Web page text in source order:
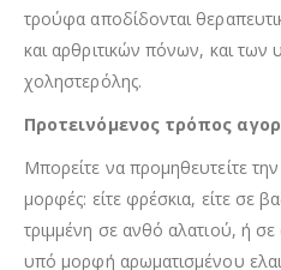
τρούφα αποδίδονται
και αρθριτικών πόνων, και
χοληστερόλης.
Προτεινόμενος τρόπος
Μπορείτε να προμηθευτείτε
μορφές: είτε φρέσκια, είτε σε
τριμμένη σε ανθό αλατιού, ή
υπό μορφή αρωματισμένου